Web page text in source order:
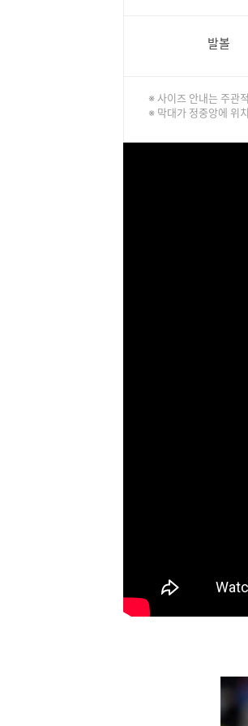
발볼
※ 사이즈 안내는 주관
※ 막대가 정중앙에 위